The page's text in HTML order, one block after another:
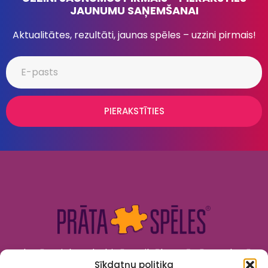
Sīkdatņu politika
JAUNUMU SAŅEMŠANAI
Aktualitātes, rezultāti, jaunas spēles – uzzini pirmais!
PIERAKSTĪTIES
Kad prāts tiek nodarbināts, cilvēks attīstās. Kad prāts